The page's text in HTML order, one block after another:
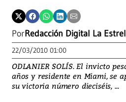
PorRedacción Digital La
22/03/2010 01:00
ODLANIER SOLÍS. El invicto
años y residente en Miami, se
su victoria número dieciséis, ...